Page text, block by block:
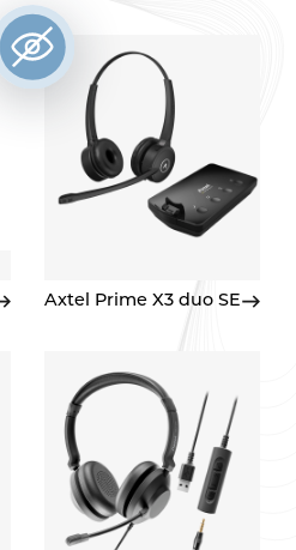
Axtel Prime X3 duo SE